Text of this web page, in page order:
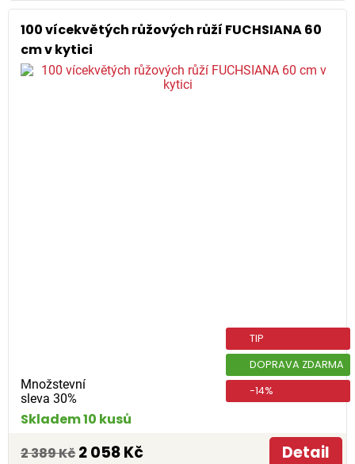
100 vícekvětých růžových růží FUCHSIANA 60
cm v kytici
Množstevní
sleva 30%
TIP
DOPRAVA ZDARMA
-14%
Skladem 10 kusů
2 389 Kč 2 058 Kč Detail